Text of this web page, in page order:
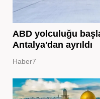
ABD yolculuğu
Antalya'dan ayrıldı
Haber7